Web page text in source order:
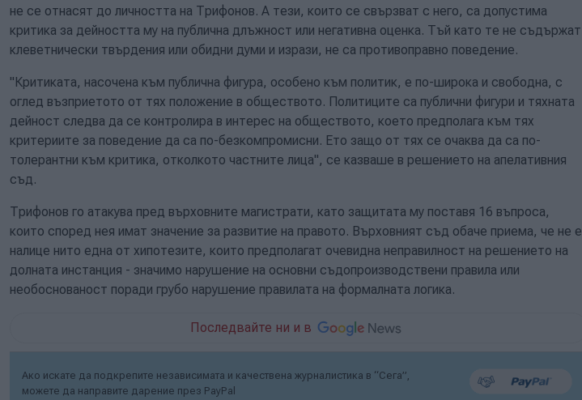
не се отнасят до личността на Трифонов. А тези, които се свързват с него, са допустима
критика за дейността му на публична длъжност или негативна оценка. Тъй като те не съдържат
клеветнически твърдения или обидни думи и изрази, не са противоправно поведение.
"Критиката, насочена към публична фигура, особено към политик, е по-широка и свободна, с
оглед възприетото от тях положение в обществото. Политиците са публични фигури и тяхната
дейност следва да се контролира в интерес на обществото, което предполага към тях
критериите за поведение да са по-безкомпромисни. Ето защо от тях се очаква да са по-
толерантни към критика, отколкото частните лица", се казваше в решението на апелативния
съд.
Трифонов го атакува пред върховните магистрати, като защитата му поставя 16 въпроса,
които според нея имат значение за развитие на правото. Върховният съд обаче приема, че не е
налице нито една от хипотезите, които предполагат очевидна неправилност на решението на
долната инстанция - значимо нарушение на основни съдопроизводствени правила или
необоснованост поради грубо нарушение правилата на формалната логика.
Последвайте ни и в
Ако искате да подкрепите независимата и качествена журналистика в “Сега”,
можете да направите дарение през PayPal